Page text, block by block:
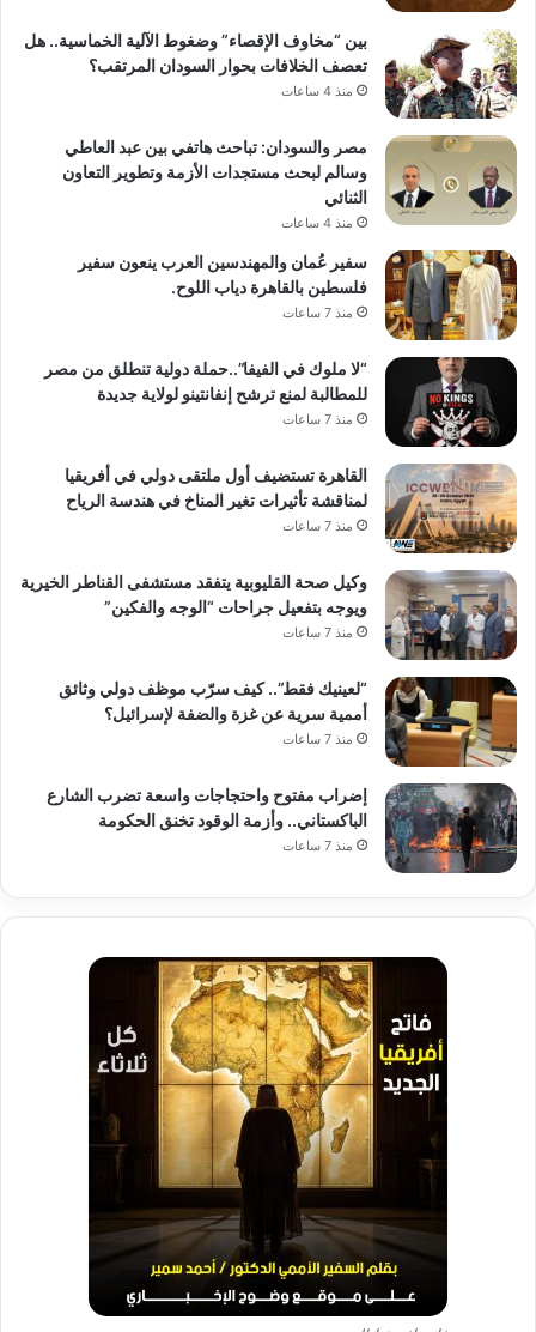
بين “مخاوف الإقصاء” وضغوط الآلية الخماسية.. هل
تعصف الخلافات بحوار السودان المرتقب؟
منذ 4 ساعات
مصر والسودان: تباحث هاتفي بين عبد العاطي
وسالم لبحث مستجدات الأزمة وتطوير التعاون
الثنائي
منذ 4 ساعات
سفير عُمان والمهندسين العرب ينعون سفير
فلسطين بالقاهرة دياب اللوح.
منذ 7 ساعات
“لا ملوك في الفيفا”..حملة دولية تنطلق من مصر
للمطالبة لمنع ترشح إنفانتينو لولاية جديدة
منذ 7 ساعات
القاهرة تستضيف أول ملتقى دولي في أفريقيا
لمناقشة تأثيرات تغير المناخ في هندسة الرياح
منذ 7 ساعات
وكيل صحة القليوبية يتفقد مستشفى القناطر الخيرية
ويوجه بتفعيل جراحات “الوجه والفكين”
منذ 7 ساعات
“لعينيك فقط”.. كيف سرّب موظف دولي وثائق
أممية سرية عن غزة والضفة لإسرائيل؟
منذ 7 ساعات
إضراب مفتوح واحتجاجات واسعة تضرب الشارع
الباكستاني.. وأزمة الوقود تخنق الحكومة
منذ 7 ساعات